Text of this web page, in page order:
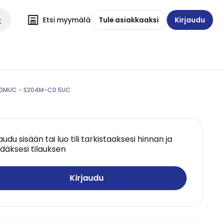
Etsi myymälä Tule asiakkaaksi Kirjaudu
- S204M-C0.5UC
sisään tai luo tili tarkistaaksesi hinnan ja
tilauksen
Kirjaudu